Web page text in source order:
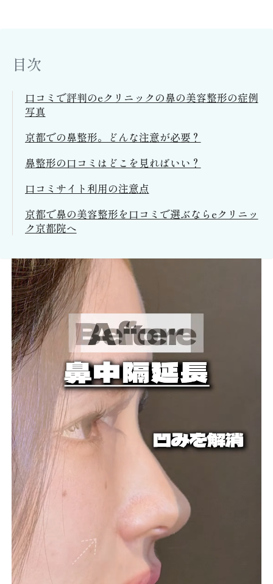
目次
口コミで評判のeクリニックの鼻の美容整形の症例
写真
京都での鼻整形。どんな注意が必要？
鼻整形の口コミはどこを見ればいい？
口コミサイト利用の注意点
京都で鼻の美容整形を口コミで選ぶならeクリニッ
ク京都院へ